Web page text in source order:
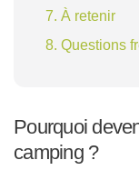
7. À retenir
8. Questions
Pourquoi
camping ?